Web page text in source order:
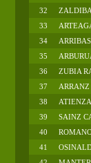
32
33
34
35
36
ZUBIA
37
38
39
SAINZ
40
41